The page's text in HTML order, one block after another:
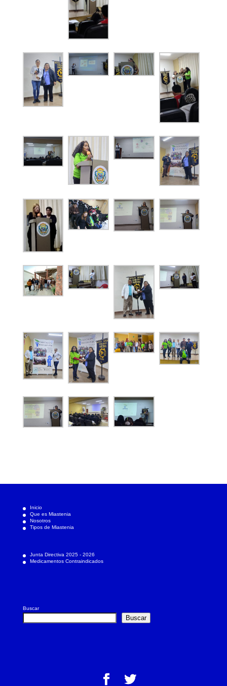
Inicio
Que es Miastenia
Nosotros
Tipos de Miastenia
Junta Directiva 2025 - 2026
Medicamentos Contraindicados
Buscar
Buscar